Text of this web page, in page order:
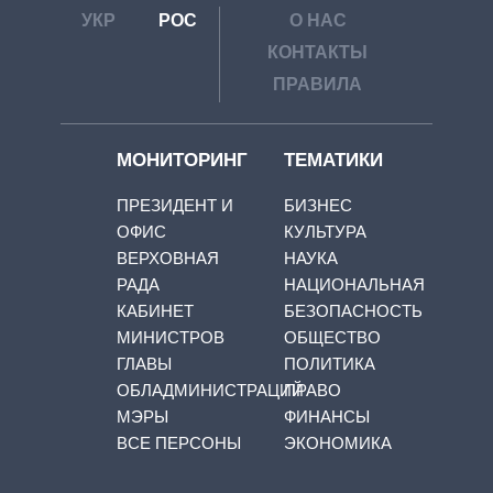
УКР РОС
О НАС
КОНТАКТЫ
ПРАВИЛА
МОНИТОРИНГ
ПРЕЗИДЕНТ И
ОФИС
ВЕРХОВНАЯ
РАДА
КАБИНЕТ
МИНИСТРОВ
ГЛАВЫ
ОБЛАДМИНИСТРАЦИЙ
МЭРЫ
ВСЕ ПЕРСОНЫ
ТЕМАТИКИ
БИЗНЕС
КУЛЬТУРА
НАУКА
НАЦИОНАЛЬНАЯ
БЕЗОПАСНОСТЬ
ОБЩЕСТВО
ПОЛИТИКА
ПРАВО
ФИНАНСЫ
ЭКОНОМИКА